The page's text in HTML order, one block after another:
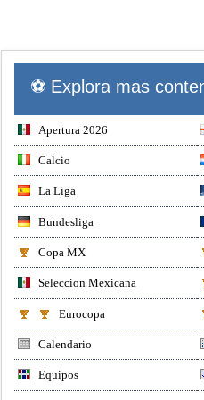
⚽ Explora mas
Apertura 2026
Calcio
La Liga
Bundesliga
Copa MX
Seleccion Mexicana
Eurocopa
Calendario
Equipos